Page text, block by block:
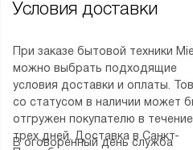
Условия доставки
При заказе бытовой техники
можно выбрать подходящие
условия доставки и оплаты.
со статусом в наличии может
отгружен покупателю в течение
трех дней. Доставка в Санкт-
В оговоренный день служба